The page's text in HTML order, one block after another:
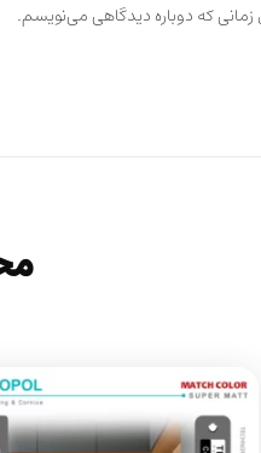
زمانی که دوباره دیدگاهی می‌نویسم.